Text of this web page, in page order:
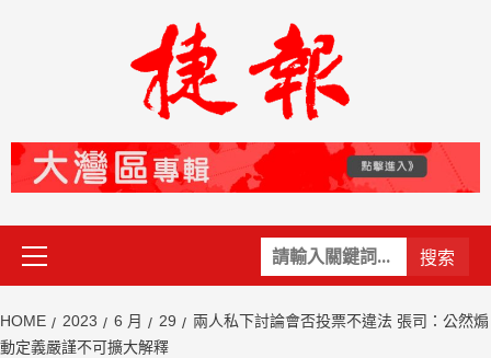
關
鍵
Primary
Menu
HOME 2023 6 月 29
兩人私下討論會否投票不違法 張司：公然煽
動定義嚴謹不可擴大解釋